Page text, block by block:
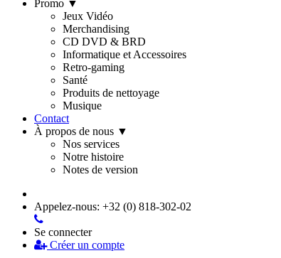
Promo ▼
Jeux Vidéo
Merchandising
CD DVD & BRD
Informatique et Accessoires
Retro-gaming
Santé
Produits de nettoyage
Musique
Contact
À propos de nous ▼
Nos services
Notre histoire
Notes de version
Appelez-nous: +32 (0) 818-302-02
Se connecter
Créer un compte